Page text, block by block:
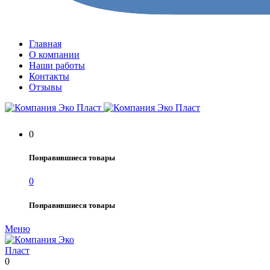
Главная
О компании
Наши работы
Контакты
Отзывы
0
Понравившиеся товары
0
Понравившиеся товары
Меню
0